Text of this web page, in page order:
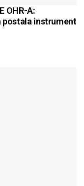
OHR-A:
postala instrument